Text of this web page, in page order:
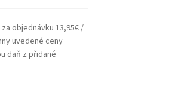
objednávku 13,95€ /
uvedené ceny
daň z přidané